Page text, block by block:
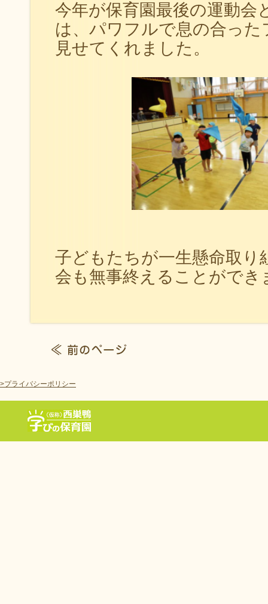
今年が保育園最後の運動会
は、パワフルで息の合っ
見せてくれました。
子どもたちが一生懸命取り
会も無事終えることができ
>プライバシーポリシー